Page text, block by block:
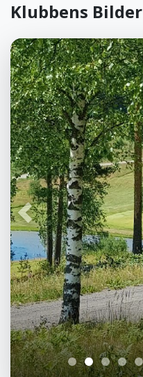
Klubbens Bilder
Föregående